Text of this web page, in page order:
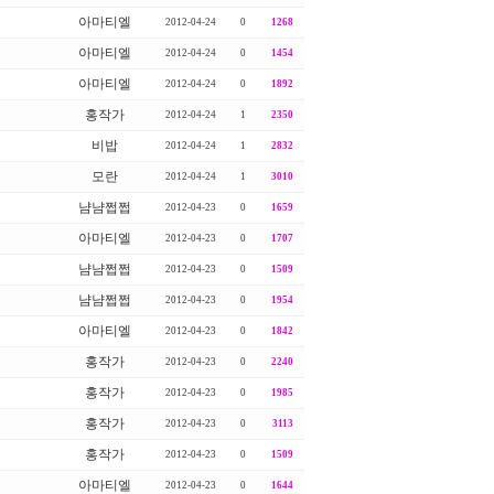
아마티엘 2012-04-24 0 1268
아마티엘 2012-04-24 0 1454
아마티엘 2012-04-24 0 1892
홍작가 2012-04-24 1 2350
비밥 2012-04-24 1 2832
모란 2012-04-24 1 3010
냠냠쩝쩝 2012-04-23 0 1659
아마티엘 2012-04-23 0 1707
냠냠쩝쩝 2012-04-23 0 1509
냠냠쩝쩝 2012-04-23 0 1954
아마티엘 2012-04-23 0 1842
홍작가 2012-04-23 0 2240
홍작가 2012-04-23 0 1985
홍작가 2012-04-23 0 3113
홍작가 2012-04-23 0 1509
아마티엘 2012-04-23 0 1644